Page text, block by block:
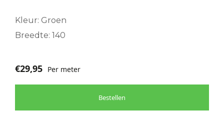
Kleur: Groen
Breedte: 140
€29,95 Per meter
Bestellen